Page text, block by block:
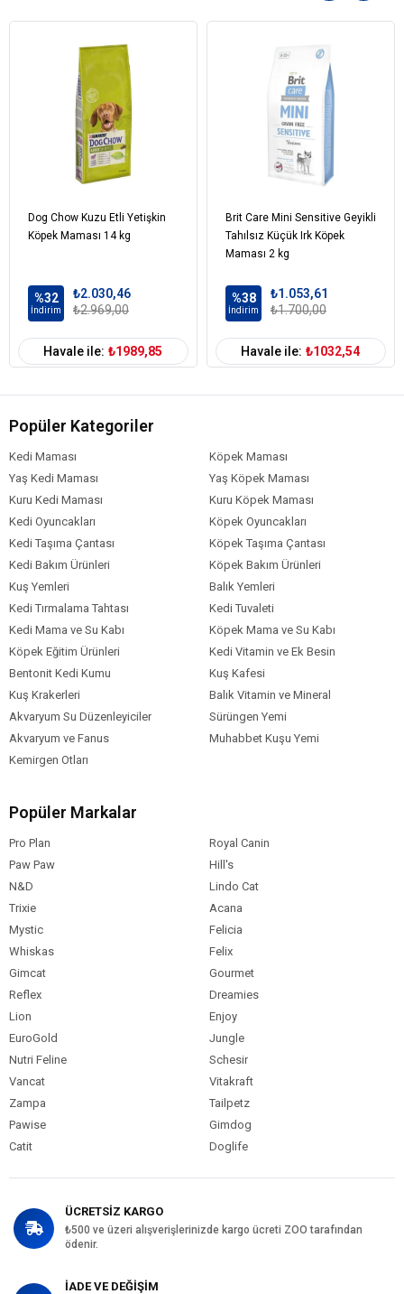
Dog Chow Kuzu Etli Yetişkin
Köpek Maması 14 kg
%32
İndirim
₺2.030,46
₺2.969,00
Havale ile: ₺1989,85
Brit Care Mini Sensitive Geyikli
Tahılsız Küçük Irk Köpek
Maması 2 kg
%38
İndirim
₺1.053,61
₺1.700,00
Havale ile: ₺1032,54
Popüler Kategoriler
Kedi Maması
Köpek Maması
Yaş Kedi Maması
Yaş Köpek Maması
Kuru Kedi Maması
Kuru Köpek Maması
Kedi Oyuncakları
Köpek Oyuncakları
Kedi Taşıma Çantası
Köpek Taşıma Çantası
Kedi Bakım Ürünleri
Köpek Bakım Ürünleri
Kuş Yemleri
Balık Yemleri
Kedi Tırmalama Tahtası
Kedi Tuvaleti
Kedi Mama ve Su Kabı
Köpek Mama ve Su Kabı
Köpek Eğitim Ürünleri
Kedi Vitamin ve Ek Besin
Bentonit Kedi Kumu
Kuş Kafesi
Kuş Krakerleri
Balık Vitamin ve Mineral
Akvaryum Su Düzenleyiciler
Sürüngen Yemi
Akvaryum ve Fanus
Muhabbet Kuşu Yemi
Kemirgen Otları
Popüler Markalar
Pro Plan
Royal Canin
Paw Paw
Hill's
N&D
Lindo Cat
Trixie
Acana
Mystic
Felicia
Whiskas
Felix
Gimcat
Gourmet
Reflex
Dreamies
Lion
Enjoy
EuroGold
Jungle
Nutri Feline
Schesir
Vancat
Vitakraft
Zampa
Tailpetz
Pawise
Gimdog
Catit
Doglife
ÜCRETSİZ KARGO
₺500 ve üzeri alışverişlerinizde kargo ücreti ZOO tarafından
ödenir.
İADE VE DEĞİŞİM